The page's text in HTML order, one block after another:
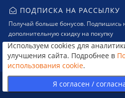
Используем cookies для
улучшения сайта. Подробнее в
использования cookie.
ПОДПИСКА НА РАССЫЛКУ
Получай больше бонусов. Подпишись
дополнительную скидку на покупку